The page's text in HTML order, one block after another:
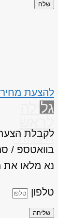
שלח
להצעת מחיר
גלילה
העמוד
לקבלת
בוואטספ /
נא מלאו את
טלפון
שליחה